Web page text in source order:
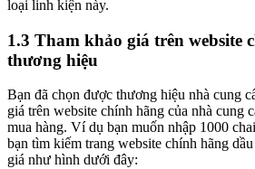
loại linh kiện này.
1.3 Tham khảo giá trên website
thương hiệu
Bạn đã chọn được thương hiệu nhà cung
giá trên website chính hãng của nhà cung
mua hàng. Ví dụ bạn muốn nhập 1000
bạn tìm kiếm trang website chính hãng
giá như hình dưới đây: